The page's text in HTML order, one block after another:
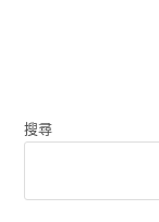
搜尋